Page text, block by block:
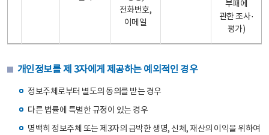
전화번호,
이메일
부패에
관한 조사·
평가)
개인정보를 제 3자에게 제공하는 예외적인 경우
정보주체로부터 별도의 동의를 받는 경우
다른 법률에 특별한 규정이 있는 경우
명백히 정보주체 또는 제3자의 급박한 생명, 신체, 재산의 이익을 위하여